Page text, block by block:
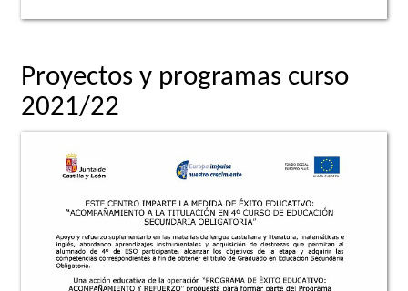
Proyectos y programas curso
2021/22